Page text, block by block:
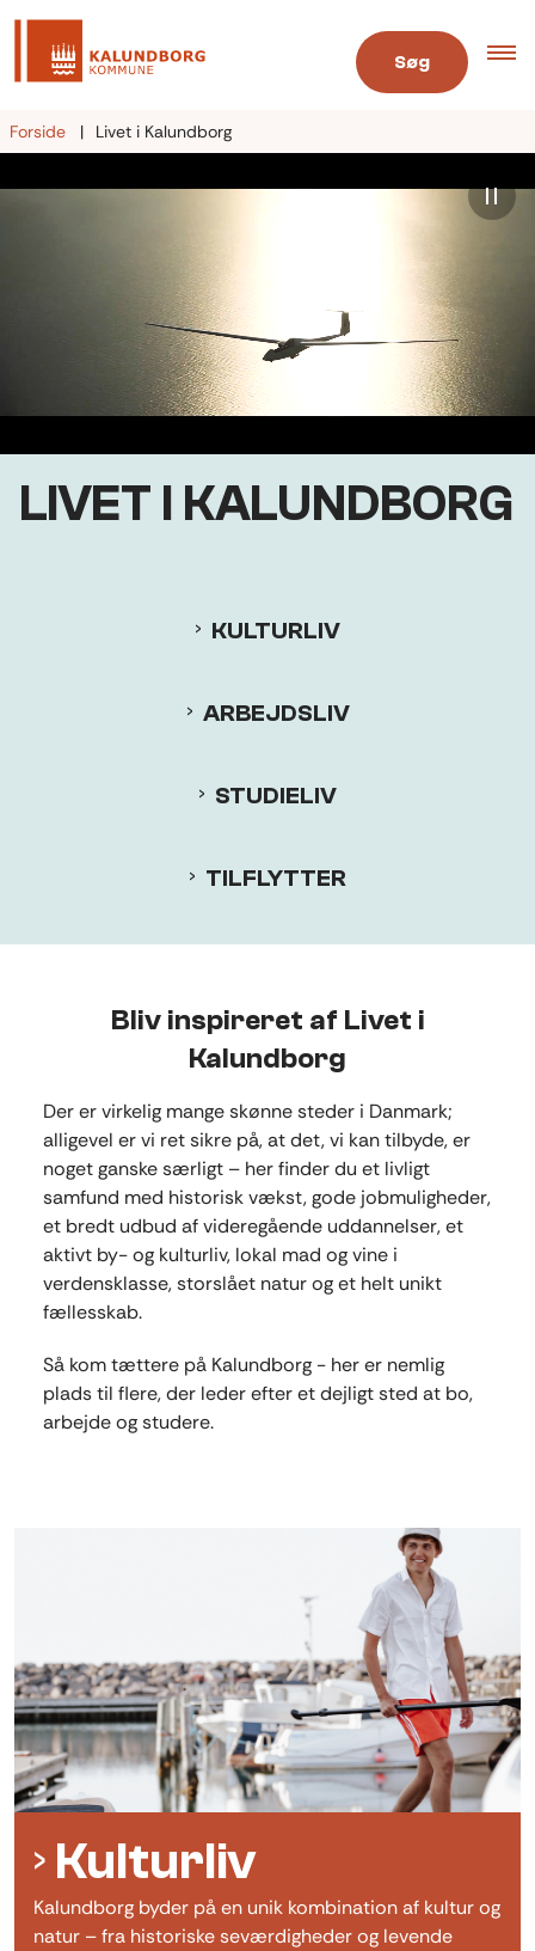
Søg
Forside Livet i Kalundborg
LIVET I KALUNDBORG
KULTURLIV
ARBEJDSLIV
STUDIELIV
TILFLYTTER
Bliv inspireret af Livet i
Kalundborg
Der er virkelig mange skønne steder i Danmark;
alligevel er vi ret sikre på, at det, vi kan tilbyde, er
noget ganske særligt – her finder du et livligt
samfund med historisk vækst, gode jobmuligheder,
et bredt udbud af videregående uddannelser, et
aktivt by- og kulturliv, lokal mad og vine i
verdensklasse, storslået natur og et helt unikt
fællesskab.
Så kom tættere på Kalundborg - her er nemlig
plads til flere, der leder efter et dejligt sted at bo,
arbejde og studere.
Kulturliv
Kalundborg byder på en unik kombination af kultur og
natur – fra historiske seværdigheder og levende